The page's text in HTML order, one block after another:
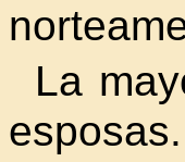
La
esposas.